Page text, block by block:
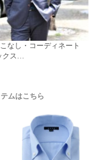
なし・コーディネート
ス…
ムはこちら